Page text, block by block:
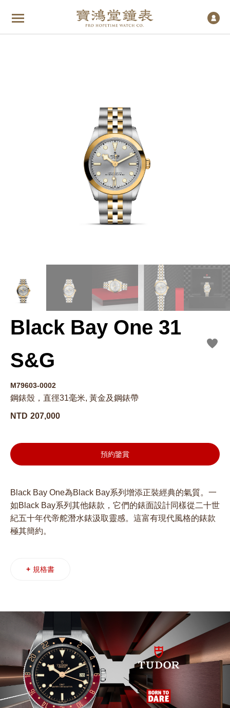
Black Bay One 31
S&G
M79603-0002
鋼錶殼，直徑31毫米, 黃金及鋼錶帶
NTD 207,000
預約鑒賞
Black Bay One為Black Bay系列增添正裝經典的氣質。一
如Black Bay系列其他錶款，它們的錶面設計同樣從二十世
紀五十年代帝舵潛水錶汲取靈感。這富有現代風格的錶款
極其簡約。
+ 規格書